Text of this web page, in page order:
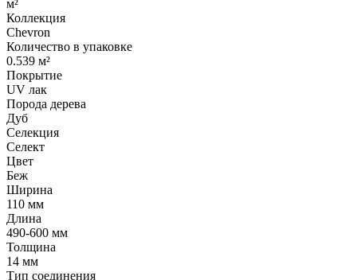
м²
Коллекция
Chevron
Количество в упаковке
0.539 м²
Покрытие
UV лак
Порода дерева
Дуб
Селекция
Селект
Цвет
Беж
Ширина
110 мм
Длина
490-600 мм
Толщина
14 мм
Тип соединения